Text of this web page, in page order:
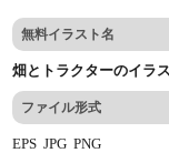
無料イラスト名
畑とトラクターのイラ
ファイル形式
EPSJPGPNG